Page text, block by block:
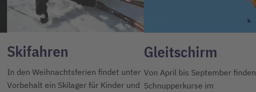
Skifahren
In den Weihnachtsferien findet unter
Vorbehalt ein Skilager für Kinder und
Gleitschirm
Von April bis September finden
Schnupperkurse im